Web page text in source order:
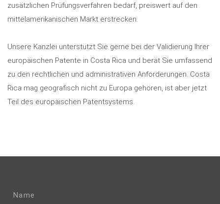
zusätzlichen Prüfungsverfahren bedarf, preiswert auf den
mittelamerikanischen Markt erstrecken.
Unsere Kanzlei unterstützt Sie gerne bei der Validierung Ihrer
europäischen Patente in Costa Rica und berät Sie umfassend
zu den rechtlichen und administrativen Anforderungen. Costa
Rica mag geografisch nicht zu Europa gehören, ist aber jetzt
Teil des europäischen Patentsystems.